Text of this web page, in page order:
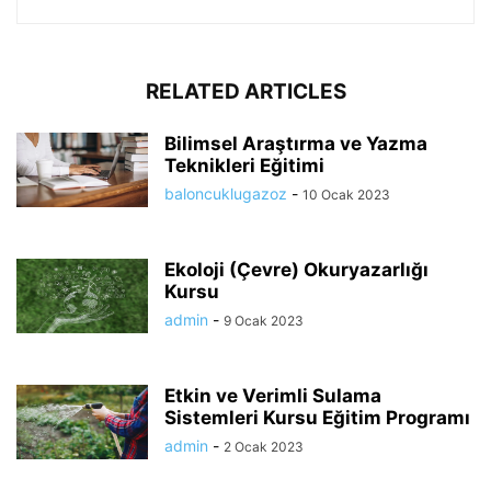
RELATED ARTICLES
Bilimsel Araştırma ve Yazma
Teknikleri Eğitimi
baloncuklugazoz - 10 Ocak 2023
Ekoloji (Çevre) Okuryazarlığı
Kursu
admin - 9 Ocak 2023
Etkin ve Verimli Sulama
Sistemleri Kursu Eğitim Programı
admin - 2 Ocak 2023